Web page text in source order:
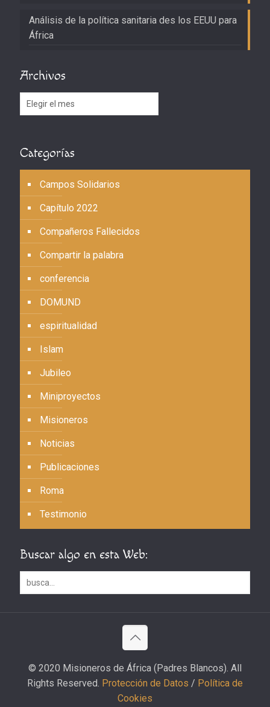
Análisis de la política sanitaria des los EEUU para
África
Archivos
Archivos
Categorías
Campos Solidarios
Capítulo 2022
Compañeros Fallecidos
Compartir la palabra
conferencia
DOMUND
espiritualidad
Islam
Jubileo
Miniproyectos
Misioneros
Noticias
Publicaciones
Roma
Testimonio
Buscar algo en esta Web:
© 2020 Misioneros de África (Padres Blancos). All
Rights Reserved. Protección de Datos / Política de
Cookies